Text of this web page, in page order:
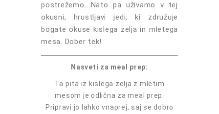
postrežemo. Nato pa uživamo v tej
okusni, hrustljavi jedi, ki združuje
bogate okuse kislega zelja in mletega
mesa. Dober tek!
Nasveti za meal prep:
Ta pita iz kislega zelja z mletim
mesom je odlična za meal prep.
Pripravi jo lahko vnaprej, saj se dobro